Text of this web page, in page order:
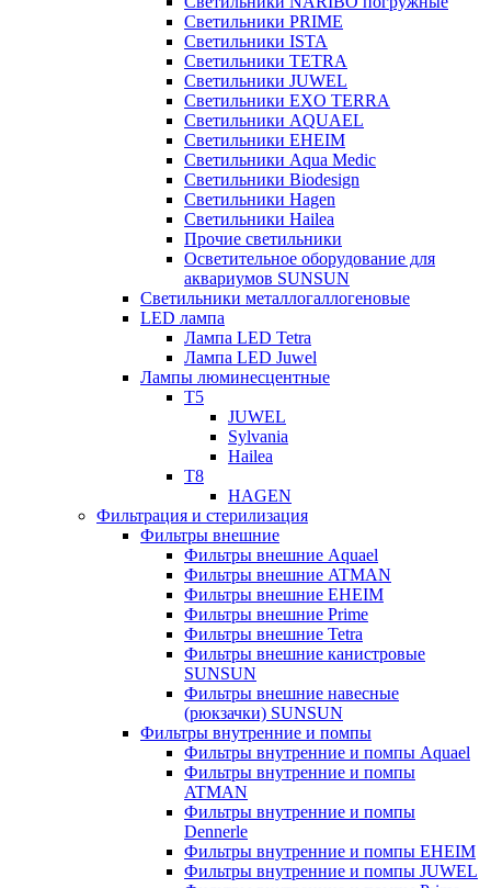
Светильники PRIME
Светильники ISTA
Светильники TETRA
Светильники JUWEL
Светильники EXO TERRA
Светильники AQUAEL
Светильники EHEIM
Светильники Aqua Medic
Светильники Biodesign
Светильники Hagen
Светильники Hailea
Прочие светильники
Осветительное оборудование для
аквариумов SUNSUN
Светильники металлогаллогеновые
LED лампа
Лампа LED Tetra
Лампа LED Juwel
Лампы люминесцентные
T5
JUWEL
Sylvania
Hailea
T8
HAGEN
Фильтрация и стерилизация
Фильтры внешние
Фильтры внешние Aquael
Фильтры внешние ATMAN
Фильтры внешние EHEIM
Фильтры внешние Prime
Фильтры внешние Tetra
Фильтры внешние канистровые
SUNSUN
Фильтры внешние навесные
(рюкзачки) SUNSUN
Фильтры внутренние и помпы
Фильтры внутренние и помпы Aquael
Фильтры внутренние и помпы
ATMAN
Фильтры внутренние и помпы
Dennerle
Фильтры внутренние и помпы EHEIM
Фильтры внутренние и помпы JUWEL